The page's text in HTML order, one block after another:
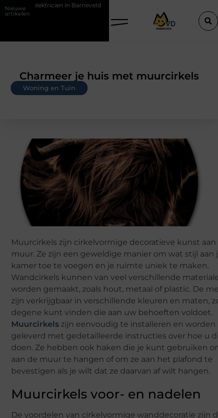
Nieuwe
artikelen
in Barneveld De Perfecte Gids voor Vloerbedekking in Purmerend
Charmeer je huis met muurcirkels
Woning en Tuin
Muurcirkels zijn cirkelvormige decoratieve kunst aan
muur. Ze zijn een geweldige manier om wat stijl aan
kamer toe te voegen en je ruimte uniek te maken.
Wandcirkels kunnen van veel verschillende
worden gemaakt, zoals hout, metaal of plastic. De
zijn verkrijgbaar in verschillende kleuren en maten,
degene kunt vinden die aan uw behoeften voldoet.
Muurcirkels zijn eenvoudig te installeren en worden
geleverd met gedetailleerde instructies over hoe u
doen. Ze hebben ook haken die je kunt gebruiken
aan de muur te hangen of om ze aan het plafond te
bevestigen als je wilt dat ze daarvan af wilt hangen.
Muurcirkels voor- en nadelen
De voordelen van cirkelvormige wanddecoratie zijn